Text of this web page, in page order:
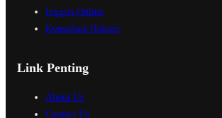
Inggris Online
Konsultasi Hukum
Link Penting
About Us
Contact Us